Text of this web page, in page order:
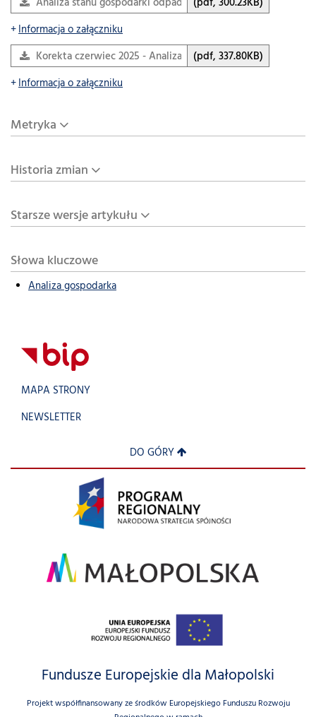
Informacja o załączniku
Korekta czerwiec 2025 - Analiza stanu gospodarki
(pdf, 337.80KB)
Informacja o załączniku
Metryka
Historia zmian
Starsze wersje artykułu
Słowa kluczowe
Analiza gospodarka
MAPA STRONY
NEWSLETTER
DO GÓRY
Fundusze Europejskie dla Małopolski
Projekt współfinansowany ze środków Europejskiego Funduszu Rozwoju